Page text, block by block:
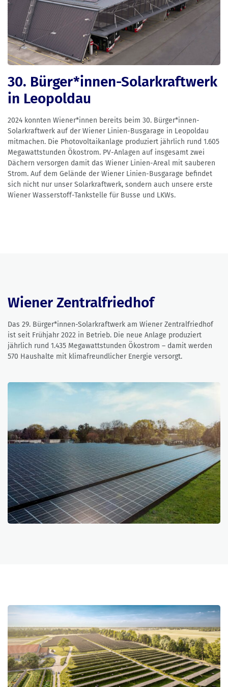
30. Bürger*innen-Solarkraftwerk
in Leopoldau
2024 konnten Wiener*innen bereits beim 30. Bürger*innen-
Solarkraftwerk auf der Wiener Linien-Busgarage in Leopoldau
mitmachen. Die Photovoltaikanlage produziert jährlich rund 1.605
Megawattstunden Ökostrom. PV-Anlagen auf insgesamt zwei
Dächern versorgen damit das Wiener Linien-Areal mit sauberen
Strom. Auf dem Gelände der Wiener Linien-Busgarage befindet
sich nicht nur unser Solarkraftwerk, sondern auch unsere erste
Wiener Wasserstoff-Tankstelle für Busse und LKWs.
Wiener Zentralfriedhof
Das 29. Bürger*innen-Solarkraftwerk am Wiener Zentralfriedhof
ist seit Frühjahr 2022 in Betrieb. Die neue Anlage produziert
jährlich rund 1.435 Megawattstunden Ökostrom – damit werden
570 Haushalte mit klimafreundlicher Energie versorgt.